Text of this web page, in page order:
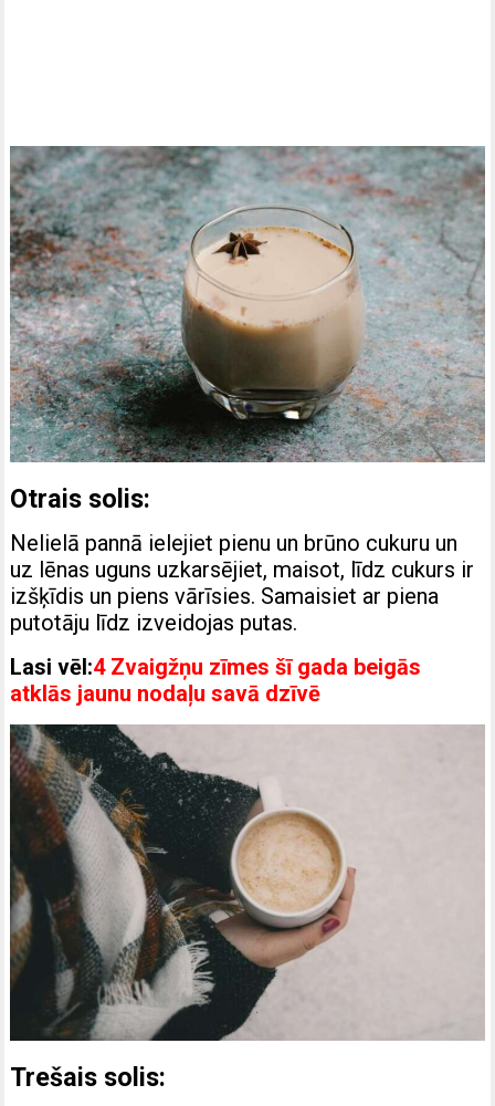
Otrais solis:
Nelielā pannā ielejiet pienu un brūno cukuru un
uz lēnas uguns uzkarsējiet, maisot, līdz cukurs ir
izšķīdis un piens vārīsies. Samaisiet ar piena
putotāju līdz izveidojas putas.
Lasi vēl:4 Zvaigžņu zīmes šī gada beigās
atklās jaunu nodaļu savā dzīvē
Trešais solis: